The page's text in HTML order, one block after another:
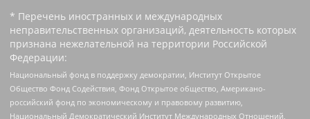
* Перечень иностранных и международных
неправительственных организаций, деятельность которых
признана нежелательной на территории Российской
Федерации:
Национальный фонд в поддержку демократии, Институт Открытое
Общество Фонд Содействия, Фонд Открытое общество, Американо-
российский фонд по экономическому и правовому развитию,
Национальный Демократический Институт Международных Отношений,